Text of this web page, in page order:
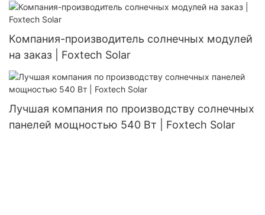
Компания-производитель солнечных модулей
на заказ | Foxtech Solar
Лучшая компания по производству солнечных
панелей мощностью 540 Вт | Foxtech Solar